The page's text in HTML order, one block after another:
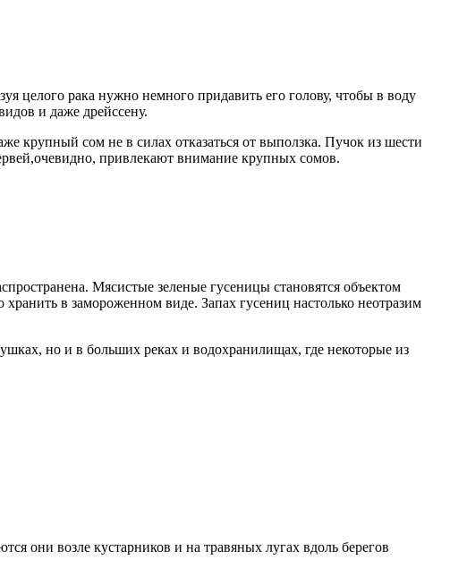
целого рака нужно немного придавить его голову, чтобы в воду
и даже дрейссену.
крупный сом не в силах отказаться от выползка. Пучок из шести
привлекают внимание крупных сомов.
Мясистые зеленые гусеницы становятся объектом
в замороженном виде. Запах гусениц настолько неотразим
но и в больших реках и водохранилищах, где некоторые из
они возле кустарников и на травяных лугах вдоль берегов